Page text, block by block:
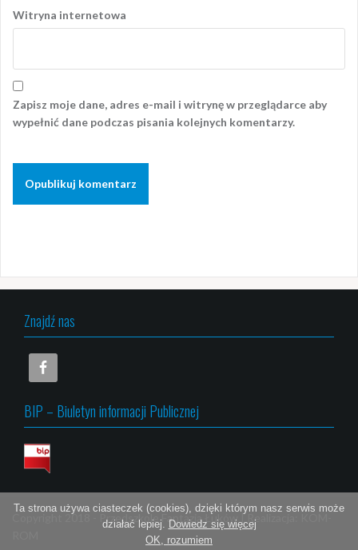
Witryna internetowa
Zapisz moje dane, adres e-mail i witrynę w przeglądarce aby
wypełnić dane podczas pisania kolejnych komentarzy.
Znajdź nas
BIP – Biuletyn informacji Publicznej
Copyright 2018 - Przedszkole Fantazja Łuków | Realizacja:
Ta strona używa ciasteczek (cookies), dzięki którym nasz serwis może
działać lepiej. Dowiedz się więcej
OK, rozumiem